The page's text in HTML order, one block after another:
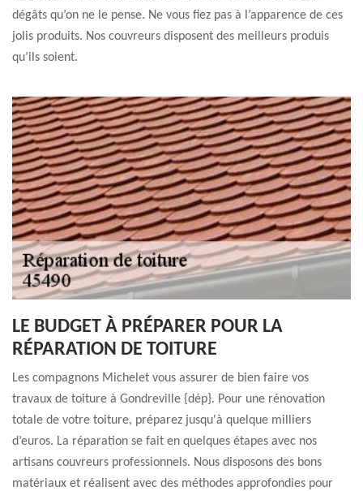
dégâts qu’on ne le pense. Ne vous fiez pas à l’apparence de ces
jolis produits. Nos couvreurs disposent des meilleurs produis
qu’ils soient.
LE BUDGET À PRÉPARER POUR LA
RÉPARATION DE TOITURE
Les compagnons Michelet vous assurer de bien faire vos
travaux de toiture à Gondreville {dép}. Pour une rénovation
totale de votre toiture, préparez jusqu'à quelque milliers
d’euros. La réparation se fait en quelques étapes avec nos
artisans couvreurs professionnels. Nous disposons des bons
matériaux et réalisent avec des méthodes approfondies pour